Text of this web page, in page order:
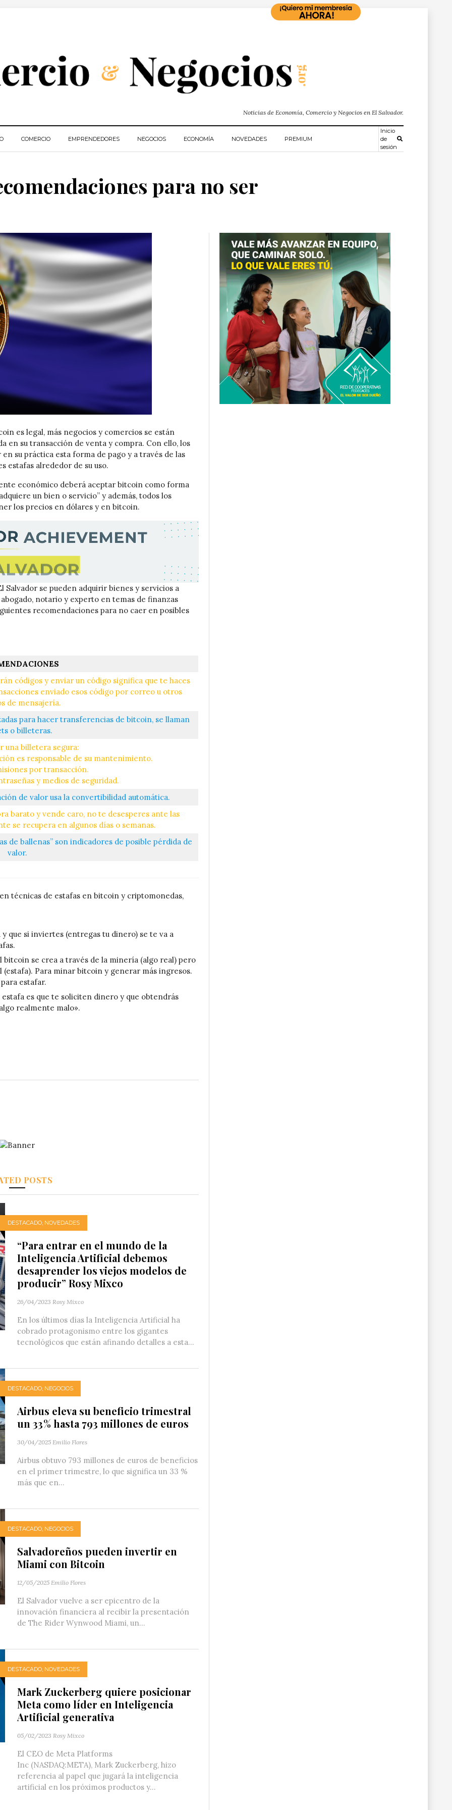
Noticias de Economía, Comercio y Negocios en El Salvador.
COMERCIO EMPRENDEDORES NEGOCIOS ECONOMÍA NOVEDADES PREMIUM
Inicio
de
sesión
para no ser
es legal, más negocios y comercios se están
en su transacción de venta y compra. Con ello, los
su práctica esta forma de pago y a través de las
estafas alrededor de su uso.
económico deberá aceptar bitcoin como forma
un bien o servicio” y además, todos los
los precios en dólares y en bitcoin.
se pueden adquirir bienes y servicios a
notario y experto en temas de finanzas
recomendaciones para no caer en posibles
códigos y enviar un código significa que te haces
enviado esos código por correo u otros
de mensajería.
para hacer transferencias de bitcoin, se llaman
o billeteras.
una billetera segura:
es responsable de su mantenimiento.
por transacción.
y medios de seguridad.
de valor usa la convertibilidad automática.
barato y vende caro, no te desesperes ante las
se recupera en algunos días o semanas.
de ballenas” son indicadores de posible pérdida de
valor.
técnicas de estafas en bitcoin y criptomonedas,
que si inviertes (entregas tu dinero) se te va a
se crea a través de la minería (algo real) pero
Para minar bitcoin y generar más ingresos.
estafar.
es que te soliciten dinero y que obtendrás
realmente malo».
POSTS
DESTACADO, NOVEDADES
“Para entrar en el mundo de la
Inteligencia Artificial debemos
desaprender los viejos modelos de
producir” Rosy Mixco
26/04/2023 Rosy Mixco
En los últimos días la Inteligencia Artificial ha
cobrado protagonismo entre los gigantes
tecnológicos que están afinando detalles a esta...
DESTACADO, NEGOCIOS
Airbus eleva su beneficio trimestral
un 33 % hasta 793 millones de euros
30/04/2025 Emilio Flores
Airbus obtuvo 793 millones de euros de beneficios
en el primer trimestre, lo que significa un 33 %
más que en...
DESTACADO, NEGOCIOS
Salvadoreños pueden invertir en
Miami con Bitcoin
12/05/2025 Emilio Flores
El Salvador vuelve a ser epicentro de la
innovación financiera al recibir la presentación
de The Rider Wynwood Miami, un...
DESTACADO, NOVEDADES
Mark Zuckerberg quiere posicionar
Meta como líder en Inteligencia
Artificial generativa
05/02/2023 Rosy Mixco
El CEO de Meta Platforms
Inc (NASDAQ:META), Mark Zuckerberg, hizo
referencia al papel que jugará la inteligencia
artificial en los próximos productos y...